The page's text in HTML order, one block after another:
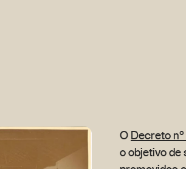
O Decreto
o objetivo